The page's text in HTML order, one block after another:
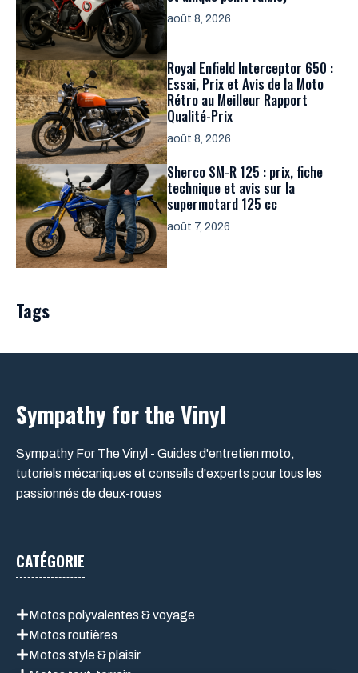
août 8, 2026
Royal Enfield Interceptor 650 :
Essai, Prix et Avis de la Moto
Rétro au Meilleur Rapport
Qualité-Prix
août 8, 2026
Sherco SM-R 125 : prix, fiche
technique et avis sur la
supermotard 125 cc
août 7, 2026
Tags
Sympathy for the Vinyl
Sympathy For The Vinyl - Guides d'entretien moto,
tutoriels mécaniques et conseils d'experts pour tous les
passionnés de deux-roues
CATÉGORIE
Motos polyvalentes & voyage
Motos routières
Motos style & plaisir